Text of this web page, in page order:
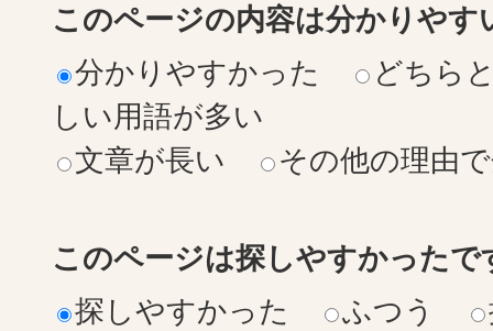
このページの内容は分かりやす
分かりやすかった
どちら
しい用語が多い
文章が長い
その他の理由
このページは探しやすかったで
探しやすかった
ふつう